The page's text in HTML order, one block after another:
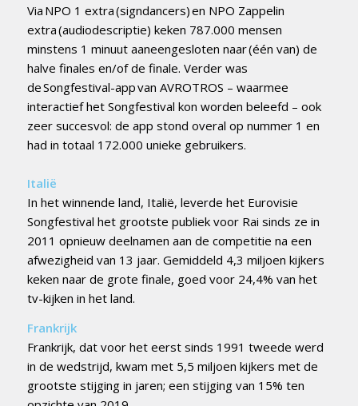
Via NPO 1 extra (signdancers) en NPO Zappelin
extra (audiodescriptie) keken 787.000 mensen
minstens 1 minuut aaneengesloten naar (één van) de
halve finales en/of de finale. Verder was
de Songfestival-app van AVROTROS – waarmee
interactief het Songfestival kon worden beleefd – ook
zeer succesvol: de app stond overal op nummer 1 en
had in totaal 172.000 unieke gebruikers.
Italië
In het winnende land, Italië, leverde het Eurovisie
Songfestival het grootste publiek voor Rai sinds ze in
2011 opnieuw deelnamen aan de competitie na een
afwezigheid van 13 jaar. Gemiddeld 4,3 miljoen kijkers
keken naar de grote finale, goed voor 24,4% van het
tv-kijken in het land.
Frankrijk
Frankrijk, dat voor het eerst sinds 1991 tweede werd
in de wedstrijd, kwam met 5,5 miljoen kijkers met de
grootste stijging in jaren; een stijging van 15% ten